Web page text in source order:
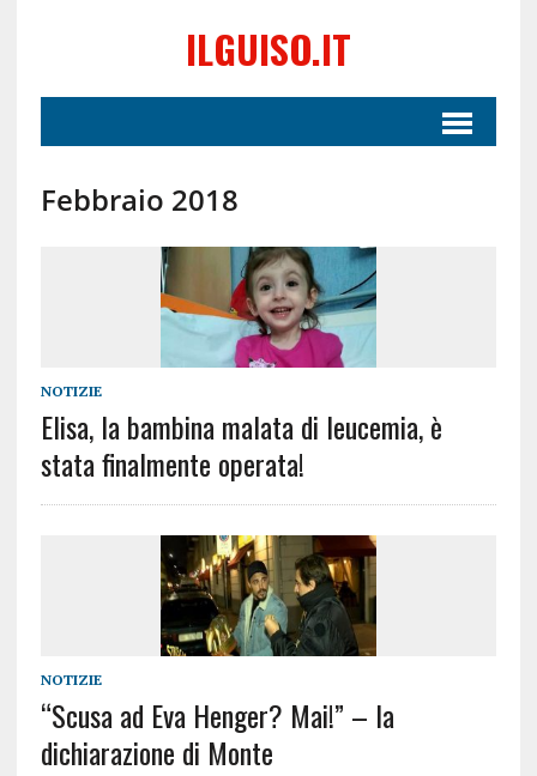
ILGUISO.IT
Febbraio 2018
NOTIZIE
Elisa, la bambina malata di leucemia, è
stata finalmente operata!
NOTIZIE
“Scusa ad Eva Henger? Mai!” – la
dichiarazione di Monte